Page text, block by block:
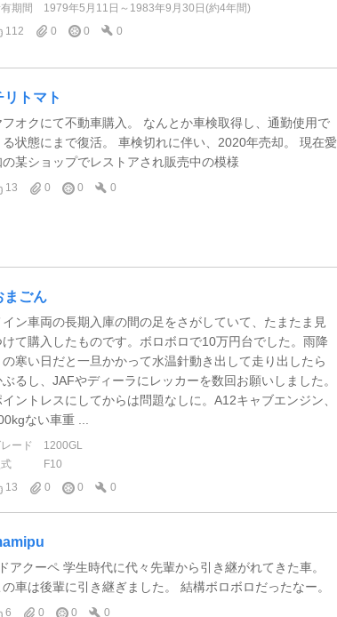
期間
1979年5月11日～1983年9月30日(約4年間)
112
0 0 0
リトマト
フオクにて不動車購入。 なんとか車検取得し、通勤使用で
る状態にまで復活。 車検切れに伴い、2020年売却。 現在愛
の某ショップでレストアされ販売中の模様
13 0 0 0
まごん
イン車両の長期入庫の間の足をさがしていて、たまたま見
けて購入したものです。ボロボロで10万円台でした。雨降
の寒い日だと一旦かかって水温針動き出して走り出したら
ぶるし、JAFやディーラにレッカーを数回お願いしました。
イントレスにしてからは問題なしに。A12キャブエンジン、
ない車重 ...
ード
1200GL
F10
13
0 0 0
アクーペ 学生時代に代々先輩から引き継がれてきた車。
の車は後輩に引き継ぎました。 結構ボロボロだったなー。
6 0 0 0